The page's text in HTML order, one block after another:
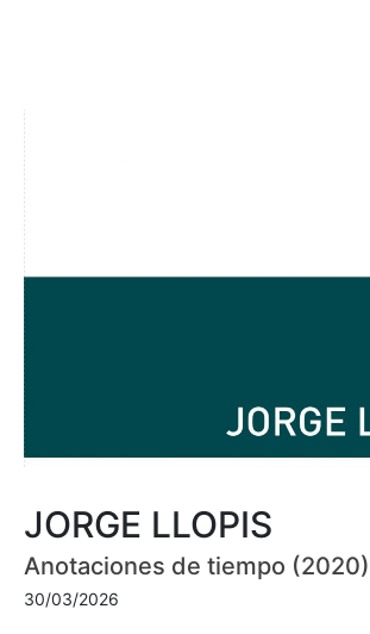
JORGE LLOPIS
Anotaciones de tiempo (2020)
30/03/2026